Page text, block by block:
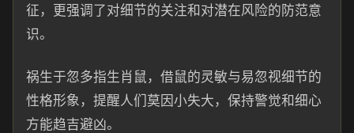
征，更强调了对细节的关注和对潜在风险的防范意
识。
祸生于忽多指生肖鼠，借鼠的灵敏与易忽视细节的
性格形象，提醒人们莫因小失大，保持警觉和细心
方能趋吉避凶。